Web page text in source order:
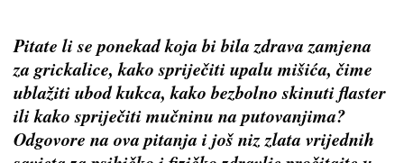
Pitate li se ponekad koja bi bila zdrava zamjena
za grickalice, kako spriječiti upalu mišića, čime
ublažiti ubod kukca, kako bezbolno skinuti flaster
ili kako spriječiti mučninu na putovanjima?
Odgovore na ova pitanja i još niz zlata vrijednih